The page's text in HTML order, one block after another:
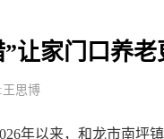
让家门口养老
王思博
年以来，和龙市南坪